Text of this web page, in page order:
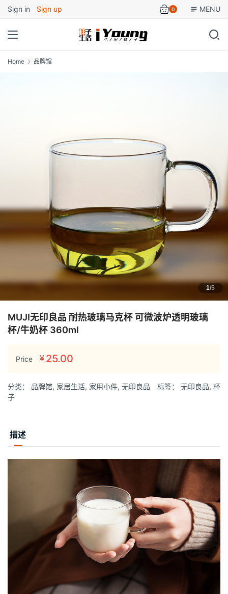
Sign in Sign up 0 MENU
Home 品牌馆
1/5
MUJI无印良品 耐热玻璃马克杯 可微波炉透明玻璃
杯/牛奶杯 360ml
Price ¥ 25.00
分类： 品牌馆, 家居生活, 家用小件, 无印良品 标签： 无印良品, 杯
子
描述